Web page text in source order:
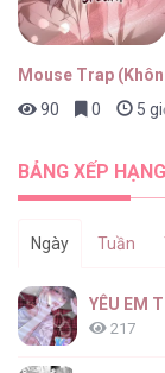
Mouse Trap
90
0 5
BẢNG XẾP HẠNG
Ngày Tuần
YÊU EM
217